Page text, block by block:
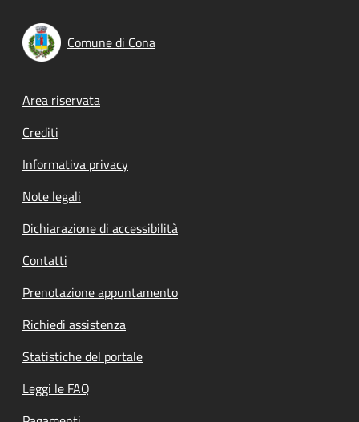
Comune di Cona
Footer menu
Area riservata
Crediti
Informativa privacy
Note legali
Dichiarazione di accessibilità
Contatti
Prenotazione appuntamento
Richiedi assistenza
Statistiche del portale
Leggi le FAQ